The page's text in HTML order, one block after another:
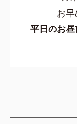
お早
平日のお